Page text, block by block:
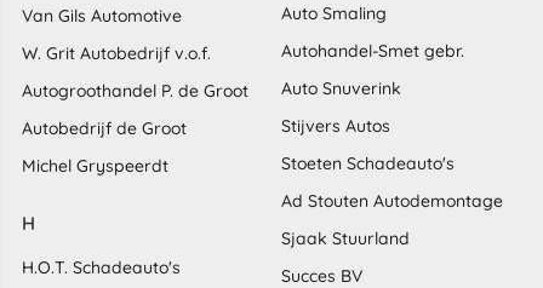
Van Gils Automotive
W. Grit Autobedrijf v.o.f.
Autogroothandel P. de Groot
Autobedrijf de Groot
Michel Gryspeerdt
H
H.O.T. Schadeauto's
Auto Smaling
Autohandel-Smet gebr.
Auto Snuverink
Stijvers Autos
Stoeten Schadeauto's
Ad Stouten Autodemontage
Sjaak Stuurland
Succes BV